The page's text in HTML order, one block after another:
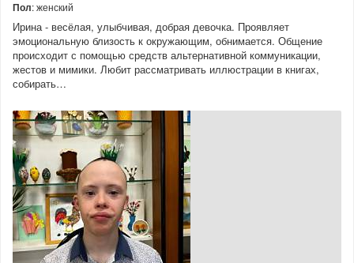
Пол: женский
Ирина - весёлая, улыбчивая, добрая девочка. Проявляет
эмоциональную близость к окружающим, обнимается. Общение
происходит с помощью средств альтернативной коммуникации,
жестов и мимики. Любит рассматривать иллюстрации в книгах,
собирать…